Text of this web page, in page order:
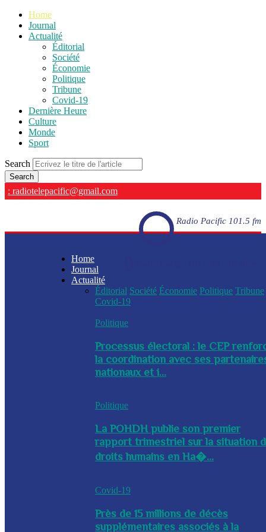
Home
Journal
Actualité
Éditorial
Société
Économie
Politique
Tribune
Covid-19
Dernière Heure
Culture
Monde
Sport
Search
: radiotelepacific@gmail.com
Radio Pacific 101.5 fm
Home
Journal
Actualité
Éditorial Société Économie Politique Tribune
Covid-19
Politique
Processus électoral : le CEP
la coordination avec ses
nationaux et i...
Politique
La POHDH publie son premier
rapport trimestriel sur la situation
droits humains en Ha�...
Covid-19
Près de 15 millions de décès
supplémentaires associés à la